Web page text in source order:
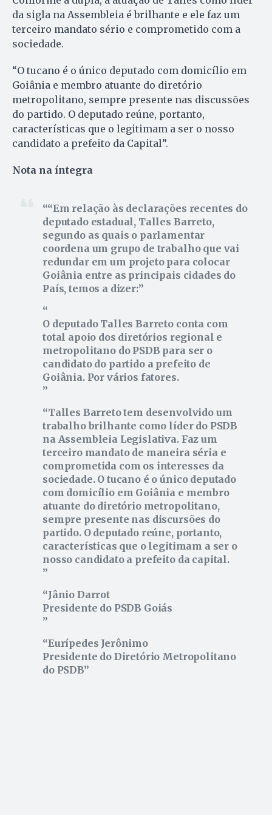
da sigla na Assembleia é brilhante e ele faz um
terceiro mandato sério e comprometido com a
sociedade.
“O tucano é o único deputado com domicílio em
Goiânia e membro atuante do diretório
metropolitano, sempre presente nas discussões
do partido. O deputado reúne, portanto,
características que o legitimam a ser o nosso
candidato a prefeito da Capital”.
Nota na íntegra
“Em relação às declarações recentes do
deputado estadual, Talles Barreto,
segundo as quais o parlamentar
coordena um grupo de trabalho que vai
redundar em um projeto para colocar
Goiânia entre as principais cidades do
País, temos a dizer:
O deputado Talles Barreto conta com
total apoio dos diretórios regional e
metropolitano do PSDB para ser o
candidato do partido a prefeito de
Goiânia. Por vários fatores.
Talles Barreto tem desenvolvido um
trabalho brilhante como líder do PSDB
na Assembleia Legislativa. Faz um
terceiro mandato de maneira séria e
comprometida com os interesses da
sociedade. O tucano é o único deputado
com domicílio em Goiânia e membro
atuante do diretório metropolitano,
sempre presente nas discursões do
partido. O deputado reúne, portanto,
características que o legitimam a ser o
nosso candidato a prefeito da capital.
Jânio Darrot
Presidente do PSDB Goiás
Eurípedes Jerônimo
Presidente do Diretório Metropolitano
do PSDB